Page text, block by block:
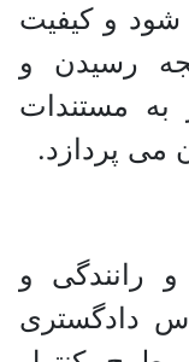
شود و کیفیت
رسیدن و
مستندات
می پردازد.
رانندگی و
دادگستری